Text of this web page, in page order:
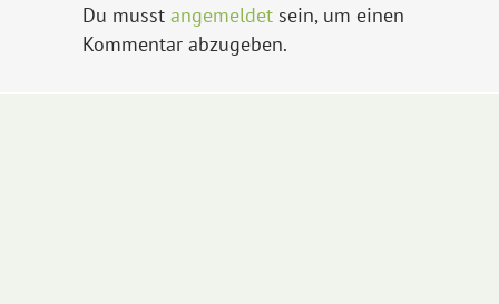
Du musst angemeldet sein, um einen
Kommentar abzugeben.